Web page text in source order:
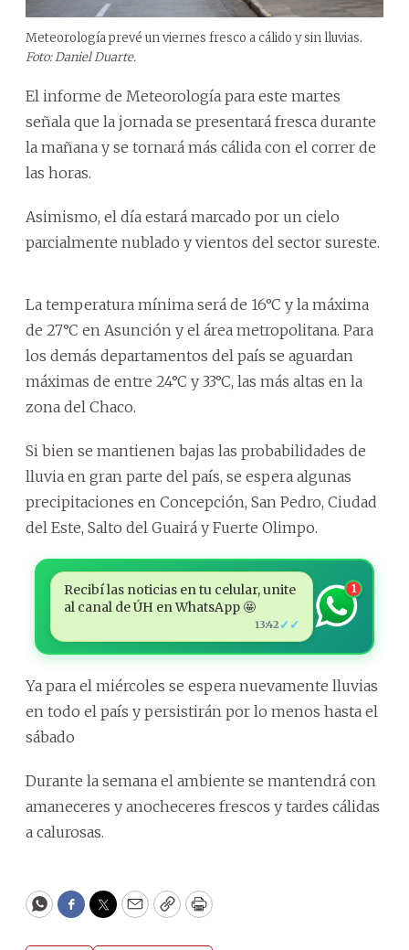
Meteorología prevé un viernes fresco a cálido y sin lluvias.
Foto: Daniel Duarte.
El informe de Meteorología para este martes
señala que la jornada se presentará fresca durante
la mañana y se tornará más cálida con el correr de
las horas.
Asimismo, el día estará marcado por un cielo
parcialmente nublado y vientos del sector sureste.
La temperatura mínima será de 16°C y la máxima
de 27°C en Asunción y el área metropolitana. Para
los demás departamentos del país se aguardan
máximas de entre 24°C y 33°C, las más altas en la
zona del Chaco.
Si bien se mantienen bajas las probabilidades de
lluvia en gran parte del país, se espera algunas
precipitaciones en Concepción, San Pedro, Ciudad
del Este, Salto del Guairá y Fuerte Olimpo.
Recibí las noticias en tu celular, unite
al canal de ÚH en WhatsApp 🤩
13:42 ✓✓
1
Ya para el miércoles se espera nuevamente lluvias
en todo el país y persistirán por lo menos hasta el
sábado
Durante la semana el ambiente se mantendrá con
amaneceres y anocheceres frescos y tardes cálidas
a calurosas.
WhatsApp
Facebook
Twitter
EmailCopyPrint